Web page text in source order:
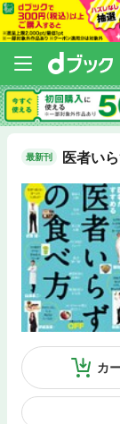
最新刊 医者い
カ